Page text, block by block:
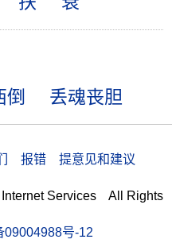
倒 丢魂丧胆
报错 提意见和建议
Services All Rights
09004988号-12